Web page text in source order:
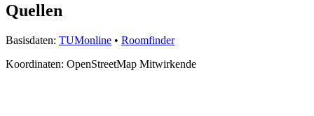
Quellen
Basisdaten: TUMonline • Roomfinder
Koordinaten: OpenStreetMap Mitwirkende